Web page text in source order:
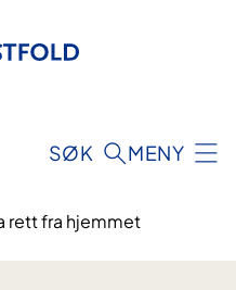
SØK MENY
rett fra hjemmet